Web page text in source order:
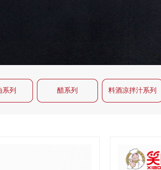
系列 醋系列 料酒凉拌汁系列